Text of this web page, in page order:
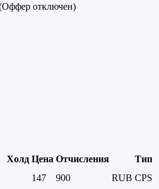
отключен)
Холд Цена Отчисления
Тип
147 900 RUB CPS